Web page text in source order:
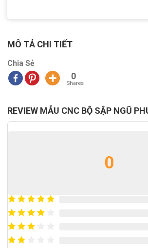
MÔ TẢ CHI TIẾT
Chia Sẻ
0
Shares
REVIEW MẪU CNC BỘ SẬP NGŨ
0